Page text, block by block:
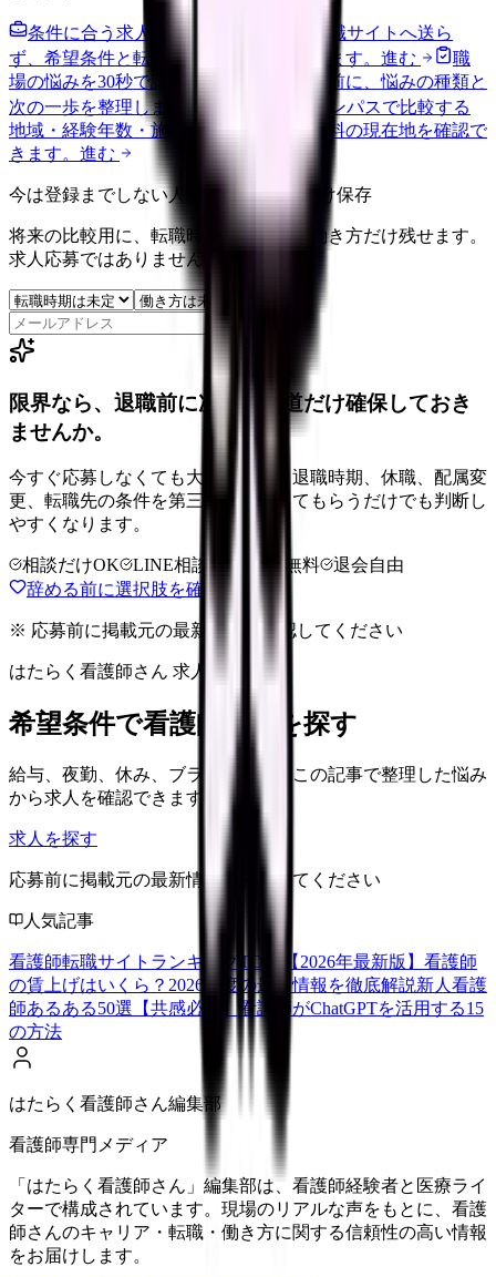
条件に合う求人通知を受け取る
外部転職サイトへ送ら
ず、希望条件と転職時期を自社で預かります。 進む
職
場の悩みを30秒で診断
辞めるべきか迷う前に、悩みの種類と
次の一歩を整理します。進む
給料コンパスで比較する
地域・経験年数・施設形態から、今の給料の現在地を確認で
きます。 進む
今は登録までしない人向け: 希望条件だけ保存
将来の比較用に、転職時期と気になる働き方だけ残せます。
求人応募ではありません。
限界なら、退職前に次の逃げ道だけ確保しておき
ませんか。
今すぐ応募しなくても大丈夫です。退職時期、休職、配属変
更、転職先の条件を第三者に整理してもらうだけでも判断し
やすくなります。
相談だけOK LINE相談OK 完全無料
退会自由
辞める前に選択肢を確認する
※ 応募前に掲載元の最新情報を確認してください
はたらく看護師さん 求人
希望条件で看護師求人を探す
給与、夜勤、休み、ブランクなど、この記事で整理した悩み
から求人を確認できます。
求人を探す
応募前に掲載元の最新情報を確認してください
人気記事
看護師転職サイトランキングTOP5【2026年最新版】 看護師
の賃上げはいくら？2026年度の最新情報を徹底解説新人看護
師あるある50選【共感必至】 看護師がChatGPTを活用する15
の方法
はたらく看護師さん編集部
看護師専門メディア
「はたらく看護師さん」編集部は、看護師経験者と医療ライ
ターで構成されています。現場のリアルな声をもとに、看護
師さんのキャリア・転職・働き方に関する信頼性の高い情報
をお届けします。